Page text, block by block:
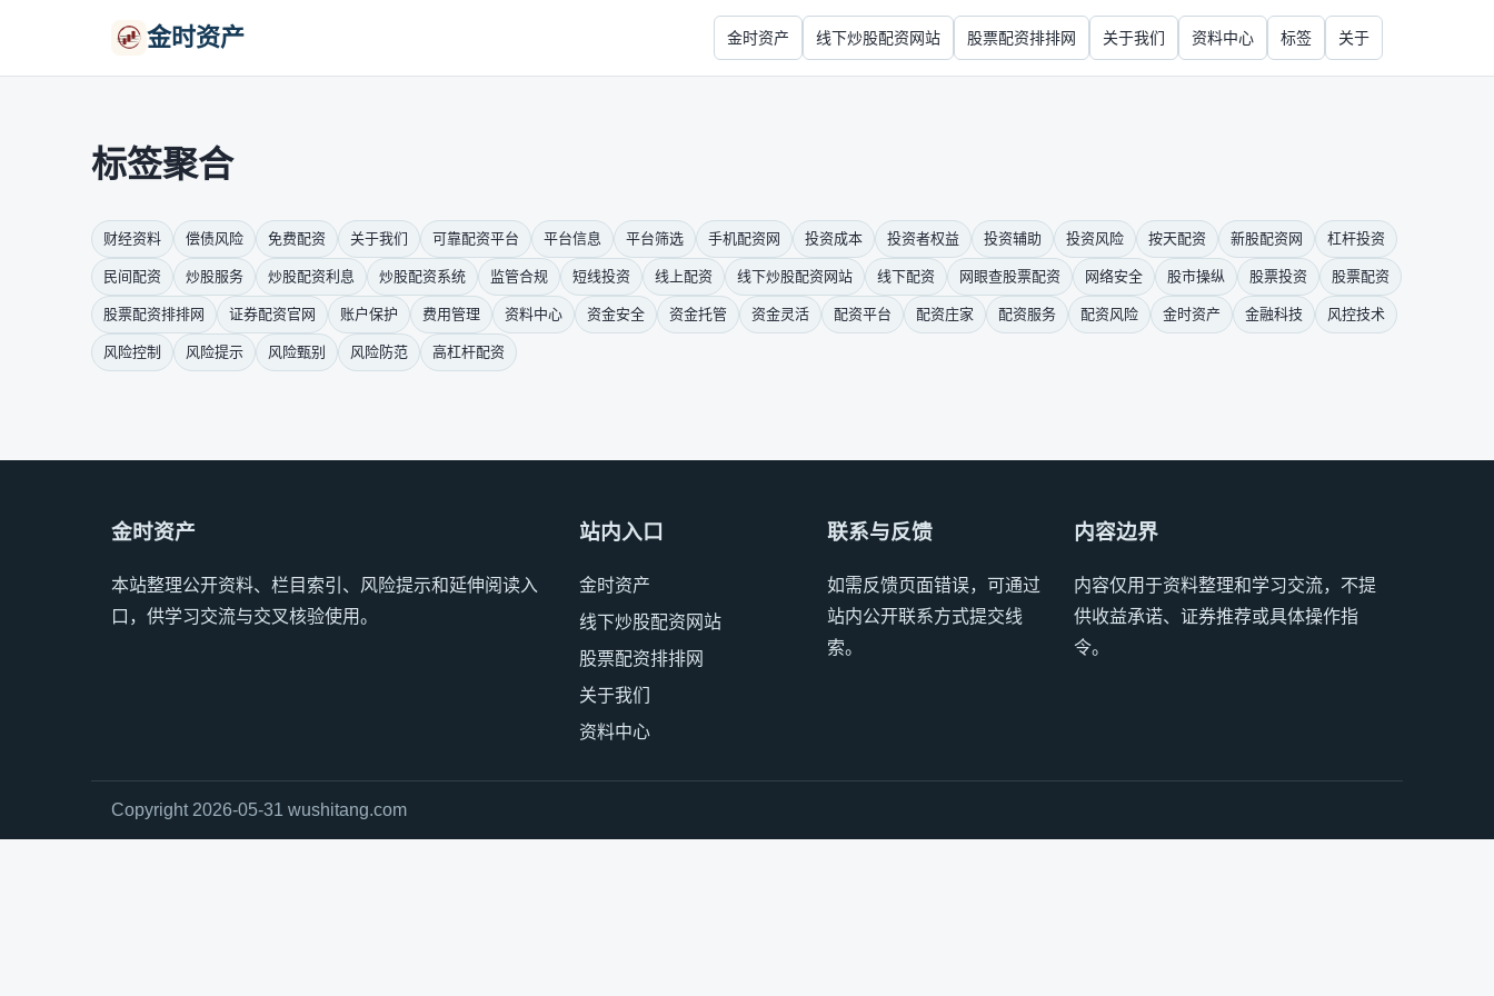
金时资产 金时资产 线下炒股配资网站 股票配资排排网 关于我们 资料中心 标签 关于
标签聚合
财经资料 偿债风险 免费配资 关于我们 可靠配资平台 平台信息 平台筛选 手机配资网 投资成本 投资者权益 投资辅助 投资风险 按天配资 新股配资网 杠杆投资
民间配资 炒股服务 炒股配资利息 炒股配资系统 监管合规 短线投资 线上配资 线下炒股配资网站 线下配资 网眼查股票配资 网络安全 股市操纵 股票投资 股票配资
股票配资排排网 证券配资官网 账户保护 费用管理 资料中心 资金安全 资金托管 资金灵活 配资平台 配资庄家 配资服务 配资风险 金时资产 金融科技 风控技术
风险控制 风险提示 风险甄别 风险防范 高杠杆配资
金时资产
本站整理公开资料、栏目索引、风险提示和延伸阅读入
口，供学习交流与交叉核验使用。
站内入口
金时资产
线下炒股配资网站
股票配资排排网
关于我们
资料中心
联系与反馈
如需反馈页面错误，可通过
站内公开联系方式提交线
索。
内容边界
内容仅用于资料整理和学习交流，不提
供收益承诺、证券推荐或具体操作指
令。
Copyright 2026-05-31 wushitang.com